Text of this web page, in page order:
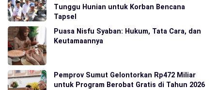
Tunggu Hunian untuk Korban Bencana
Tapsel
Puasa Nisfu Syaban: Hukum, Tata Cara, dan
Keutamaannya
Pemprov Sumut Gelontorkan Rp472 Miliar
untuk Program Berobat Gratis di Tahun 2026